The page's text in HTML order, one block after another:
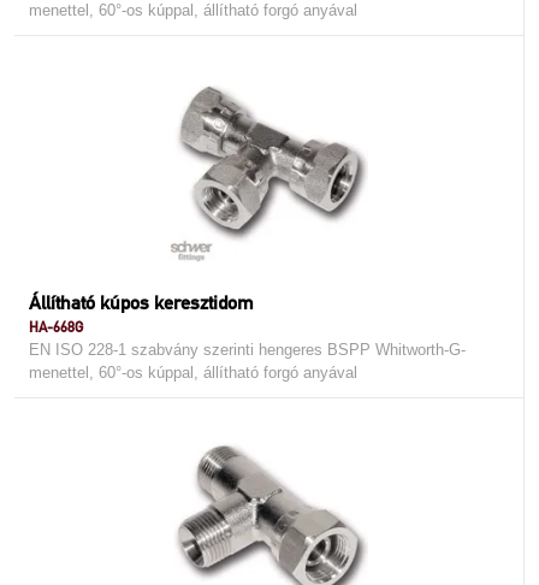
menettel, 60°-os kúppal, állítható forgó anyával
Állítható kúpos keresztidom
HA-668G
EN ISO 228-1 szabvány szerinti hengeres BSPP Whitworth-G-
menettel, 60°-os kúppal, állítható forgó anyával